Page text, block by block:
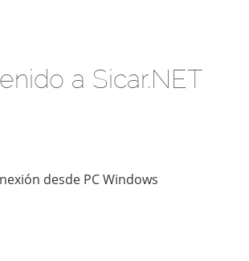
a Sicar.NET
desde PC Windows